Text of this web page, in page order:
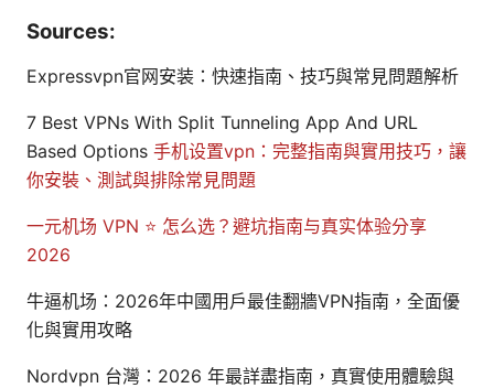
Sources:
Expressvpn官网安装：快速指南、技巧與常見問題解析
7 Best VPNs With Split Tunneling App And URL
Based Options 手机设置vpn：完整指南與實用技巧，讓
你安裝、測試與排除常見問題
一元机场 VPN ⭐ 怎么选？避坑指南与真实体验分享
2026
牛逼机场：2026年中國用戶最佳翻牆VPN指南，全面優
化與實用攻略
Nordvpn 台灣：2026 年最詳盡指南，真實使用體驗與